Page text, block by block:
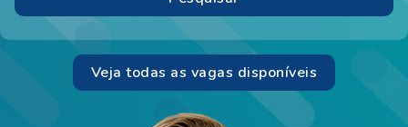
Veja todas as vagas disponíveis